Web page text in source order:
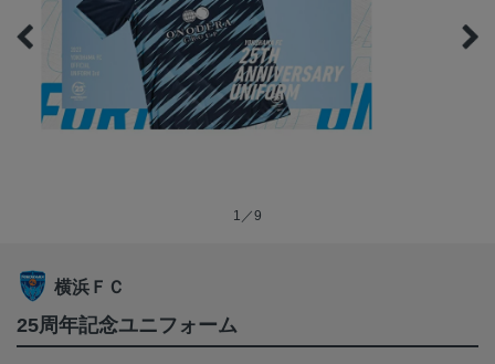
1／9
横浜ＦＣ
25周年記念ユニフォーム